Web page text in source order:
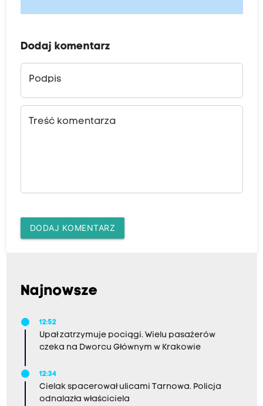
Dodaj komentarz
Podpis
Treść komentarza
DODAJ KOMENTARZ
Najnowsze
12:52
Upał zatrzymuje pociągi. Wielu pasażerów
czeka na Dworcu Głównym w Krakowie
12:34
Cielak spacerował ulicami Tarnowa. Policja
odnalazła właściciela